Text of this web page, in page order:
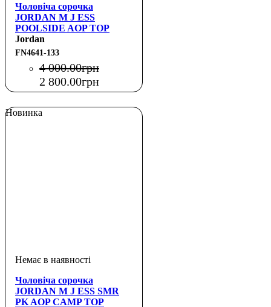
Чоловіча сорочка
JORDAN M J ESS
POOLSIDE AOP TOP
Jordan
FN4641-133
4 000.00грн
2 800.00грн
Новинка
Чоловіча сорочка
JORDAN M J ESS SMR
PK AOP CAMP TOP